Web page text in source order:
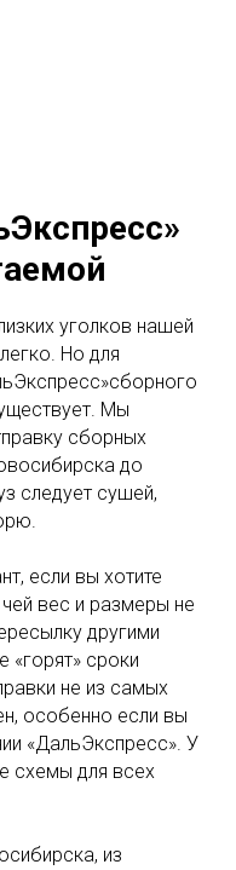
уголков нашей
Но для
Мы
сборных
до
следует сушей,
если вы хотите
вес и размеры не
другими
«горят» сроки
не из самых
особенно если вы
«ДальЭкспресс». У
схемы для всех
из